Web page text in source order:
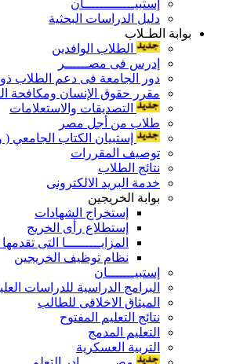
إستبيـــــــــــــان
دليل الدراسات البحثية
بوابة الطـلاب
الطلاب الوافدين
إدرس فى مصــــــر
دور الجامعة فى دعم الطلاب
مقرر حقوق الإنسان ومكافحة
التصديقات والاستعلامات
طلاب من أجل مصر
إستبيان الكتاب الجامعي
توصيف المقررات
نتائج الطلاب
خدمة البريد الالكترونى
بوابة الخريجين
إستخراج الشهادات
إستطلاع رأى الخريج
المزايـــــــــا التى
نظام توظيف الخريجين
إستبيـــــــان
البرامج الدراسية للدراسات
الميثاق الاخلاقى للطالب
نتائج التعليم المفتوح
التعليم المدمج
التربية العسكرية